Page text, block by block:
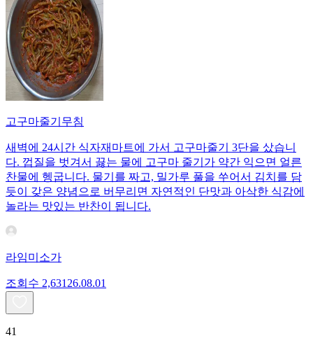
고구마줄기무침
새벽에 24시간 식자재마트에 가서 고구마줄기 3단을 샀습니
다. 껍질을 벗겨서 끓는 물에 고구마 줄기가 약간 익으면 얼른
찬물에 헹굽니다. 물기를 짜고, 밀가루 풀을 쑤어서 김치를 담
듯이 갖은 양념으로 버무리면 자연적인 단맛과 아삭한 식감에
놀라는 맛있는 반찬이 됩니다.
라임미소가
조회수 2,631 26.08.01
41